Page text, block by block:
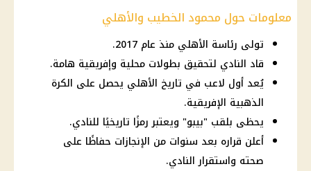
معلومات حول محمود الخطيب والأهلي
تولى رئاسة الأهلي منذ عام 2017.
قاد النادي لتحقيق بطولات محلية وإفريقية هامة.
يُعد أول لاعب في تاريخ الأهلي يحصل على الكرة
الذهبية الإفريقية.
يحظى بلقب "بيبو" ويعتبر رمزًا تاريخيًا للنادي.
أعلن قراره بعد سنوات من الإنجازات حفاظًا على
صحته واستقرار النادي.